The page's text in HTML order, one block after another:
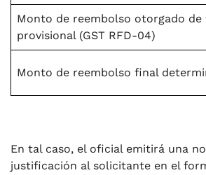
Monto de reembolso otorgado de
provisional (GST RFD-04)
Monto de reembolso final
En tal caso, el oficial emitirá una
justificación al solicitante en el